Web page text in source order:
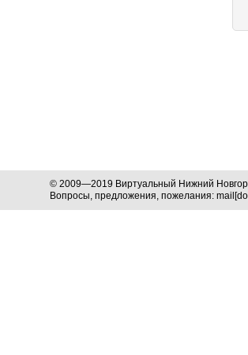
© 2009—2019 Виртуальный Нижний
Вопросы, предложения, пожелания: